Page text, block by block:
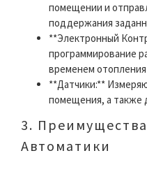
помещении и
поддержания
**Электронный
программирование
временем
**Датчики:**
помещения, а также
3.
Автоматики